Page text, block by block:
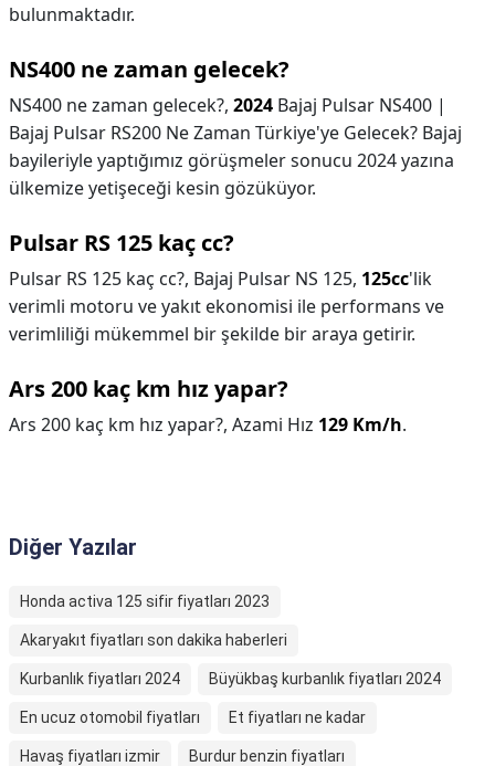
bulunmaktadır.
NS400 ne zaman gelecek?
NS400 ne zaman gelecek?, 2024 Bajaj Pulsar NS400 |
Bajaj Pulsar RS200 Ne Zaman Türkiye'ye Gelecek? Bajaj
bayileriyle yaptığımız görüşmeler sonucu 2024 yazına
ülkemize yetişeceği kesin gözüküyor.
Pulsar RS 125 kaç cc?
Pulsar RS 125 kaç cc?, Bajaj Pulsar NS 125, 125cc'lik
verimli motoru ve yakıt ekonomisi ile performans ve
verimliliği mükemmel bir şekilde bir araya getirir.
Ars 200 kaç km hız yapar?
Ars 200 kaç km hız yapar?, Azami Hız 129 Km/h.
Diğer Yazılar
Honda activa 125 sifir fiyatları 2023
Akaryakıt fiyatları son dakika haberleri
Kurbanlık fiyatları 2024 Büyükbaş kurbanlık fiyatları 2024
En ucuz otomobil fiyatları Et fiyatları ne kadar
Havaş fiyatları izmir Burdur benzin fiyatları